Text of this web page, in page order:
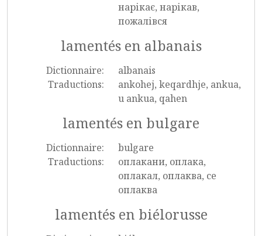
нарікає, нарікав,
пожалівся
lamentés en albanais
Dictionnaire:
albanais
Traductions:
ankohej, keqardhje, ankua,
u ankua, qahen
lamentés en bulgare
Dictionnaire:
bulgare
Traductions:
оплакани, оплака,
оплакал, оплаква, се
оплаква
lamentés en biélorusse